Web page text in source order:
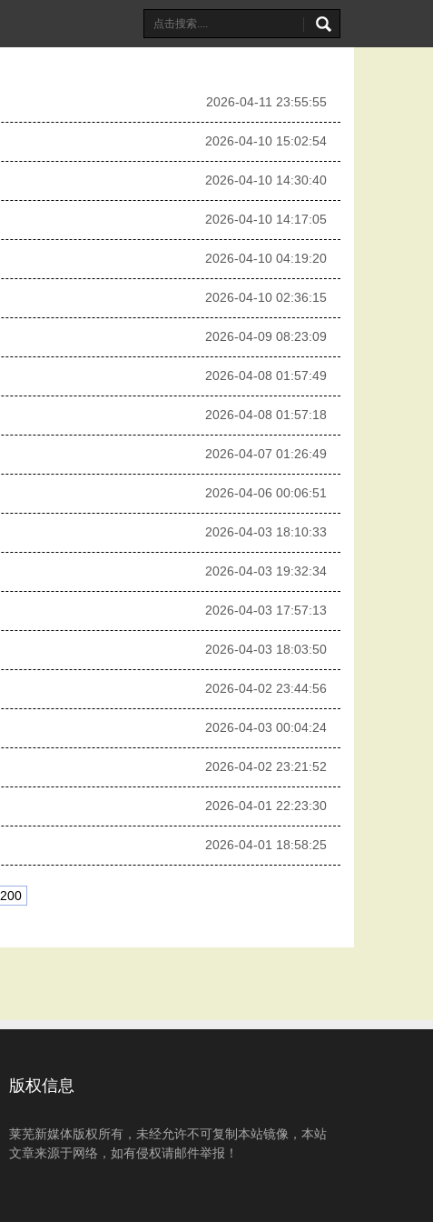
2026-04-11 23:55:55
2026-04-10 15:02:54
2026-04-10 14:30:40
2026-04-10 14:17:05
2026-04-10 04:19:20
2026-04-10 02:36:15
2026-04-09 08:23:09
2026-04-08 01:57:49
2026-04-08 01:57:18
2026-04-07 01:26:49
2026-04-06 00:06:51
2026-04-03 18:10:33
2026-04-03 19:32:34
2026-04-03 17:57:13
2026-04-03 18:03:50
2026-04-02 23:44:56
2026-04-03 00:04:24
2026-04-02 23:21:52
2026-04-01 22:23:30
2026-04-01 18:58:25
200
版权信息
莱芜新媒体版权所有，未经允许不可复制本站镜像，本站
文章来源于网络，如有侵权请邮件举报！